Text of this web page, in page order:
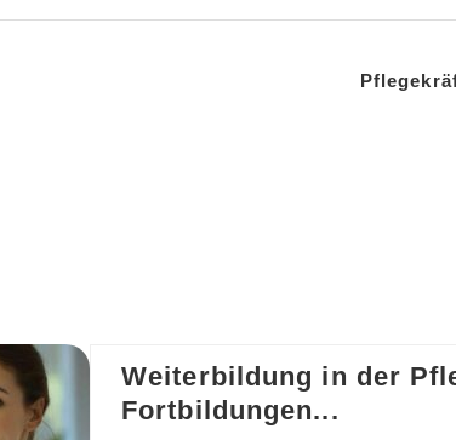
Weiterbildung in der
Fortbildungen...